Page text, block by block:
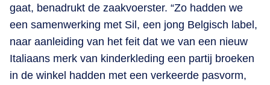
gaat, benadrukt de zaakvoerster. “Zo hadden we
een samenwerking met Sil, een jong Belgisch label,
naar aanleiding van het feit dat we van een nieuw
Italiaans merk van kinderkleding een partij broeken
in de winkel hadden met een verkeerde pasvorm,